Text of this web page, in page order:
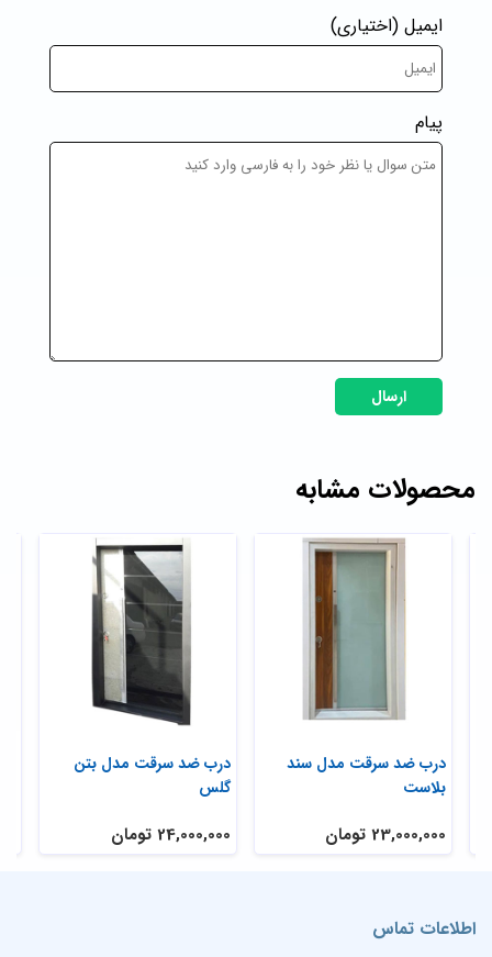
ایمیل (اختیاری)
پیام
ارسال
محصولات مشابه
درب ضد سرقت مدل بتن
گلس
24,000,000 تومان
درب ضد سرقت مدل سند
بلاست
23,000,000 تومان
اطلاعات تماس